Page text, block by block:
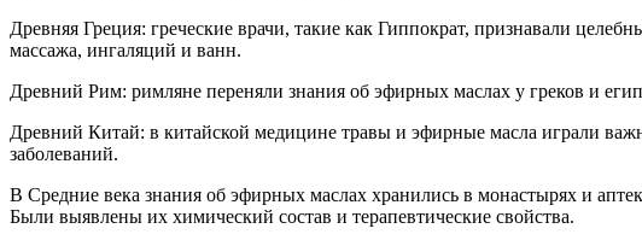
Древняя Греция: греческие врачи, такие как Гиппократ, признавали
массажа, ингаляций и ванн.
Древний Рим: римляне переняли знания об эфирных маслах у греков и
Древний Китай: в китайской медицине травы и эфирные масла играли
заболеваний.
В Средние века знания об эфирных маслах хранились в монастырях и
Были выявлены их химический состав и терапевтические свойства.